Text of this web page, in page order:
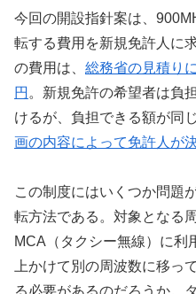
今回の開設指針案は、
転する費用を新規免許人に
の費用は、 総務省の見積り
円 。新規免許の希望者は負
けるが、負担できる額が同
画の内容によって免許人が
この制度にはいくつか問題
転方法である。対象となる
MCA（タクシー無線）に利
上かけて別の周波数に移っ